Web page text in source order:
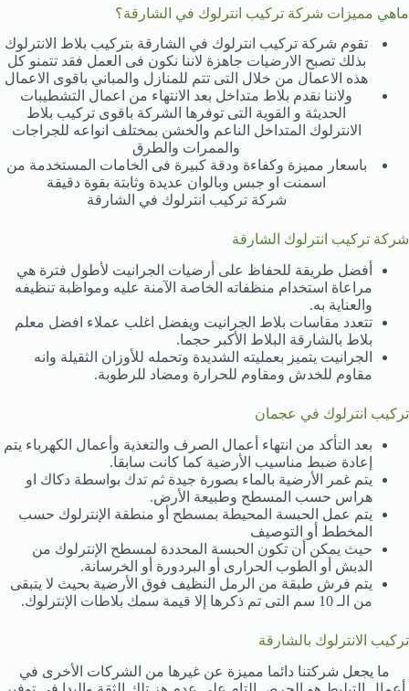
ماهي مميزات شركة تركيب انترلوك في الشارقة؟
تقوم شركة تركيب انترلوك في الشارقة بتركيب بلاط الانترلوك
بذلك تصبح الارضيات جاهزة لاننا نكون فى العمل فقد تتمنو كل
هذه الاعمال من خلال التى تتم للمنازل والمباني باقوى الاعمال
ولاننا نقدم بلاط متداخل بعد الانتهاء من اعمال التشطيبات
الحديثة و القوية التى توفرها الشركة باقوى تركيب بلاط
الانترلوك المتداخل الناعم والخشن بمختلف انواعه للجراجات
والممرات والطرق
باسعار مميزة وكفاءة ودقة كبيرة فى الخامات المستخدمة من
اسمنت او جبس وبالوان عديدة وثابتة بقوة دقيقة
شركة تركيب انترلوك في الشارقة
شركة تركيب انترلوك الشارقة
أفضل طريقة للحفاظ على أرضيات الجرانيت لأطول فترة هي
مراعاة استخدام منظفاته الخاصة الآمنة عليه ومواظبة تنظيفه
والعناية به.
تتعدد مقاسات بلاط الجرانيت ويفضل اغلب عملاء افضل معلم
بلاط بالشارقة البلاط الأكبر حجما.
الجرانيت يتميز بعمليته الشديدة وتحمله للأوزان الثقيلة وانه
مقاوم للخدش ومقاوم للحرارة ومضاد للرطوبة.
تركيب انترلوك في عجمان
بعد التأكد من انتهاء أعمال الصرف والتغذية وأعمال الكهرباء يتم
إعادة ضبط مناسيب الأرضية كما كانت سابقا.
يتم غمر الأرضية بالماء بصورة جيدة ثم تدك بواسطة دكاك او
هراس حسب المسطح وطبيعة الأرض.
يتم عمل الحبسة المحيطة بمسطح أو منطقة الإنترلوك حسب
المخطط أو التوصيف
حيث يمكن أن تكون الحبسة المحددة لمسطح الإنترلوك من
الدبش أو الطوب الحرارى أو البردورة أو الخرسانة.
يتم فرش طبقة من الرمل النظيف فوق الأرضية بحيث لا يتبقى
من الـ 10 سم التى تم ذكرها إلا قيمة سمك بلاطات الإنترلوك.
تركيب الانترلوك بالشارقة
ما يجعل شركتنا دائما مميزة عن غيرها من الشركات الأخرى في